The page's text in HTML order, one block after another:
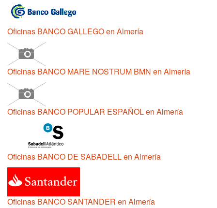
Oficinas BANCO GALLEGO en Almería
Oficinas BANCO MARE NOSTRUM BMN en Almería
Oficinas BANCO POPULAR ESPAÑOL en Almería
Oficinas BANCO DE SABADELL en Almería
Oficinas BANCO SANTANDER en Almería